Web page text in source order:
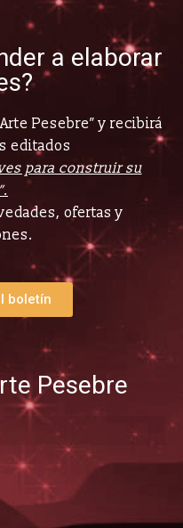
a elaborar
Pesebre” y recibirá
editados
para construir su
ofertas y
boletín
Pesebre